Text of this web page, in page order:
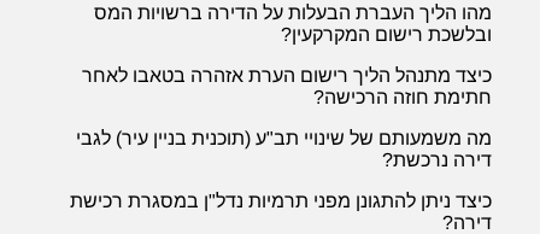
מהו הליך העברת הבעלות על הדירה ברשויות המס
ובלשכת רישום המקרקעין?
כיצד מתנהל הליך רישום הערת אזהרה בטאבו לאחר
חתימת חוזה הרכישה?
מה משמעותם של שינויי תב"ע (תוכנית בניין עיר) לגבי
דירה נרכשת?
כיצד ניתן להתגונן מפני תרמיות נדל"ן במסגרת רכישת
דירה?